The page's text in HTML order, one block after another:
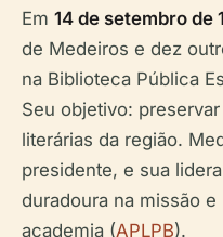
Em 14 de setembro de
de Medeiros e dez
na Biblioteca Pública
Seu objetivo:
literárias da região.
presidente, e sua
duradoura na missão
academia (APLPB).